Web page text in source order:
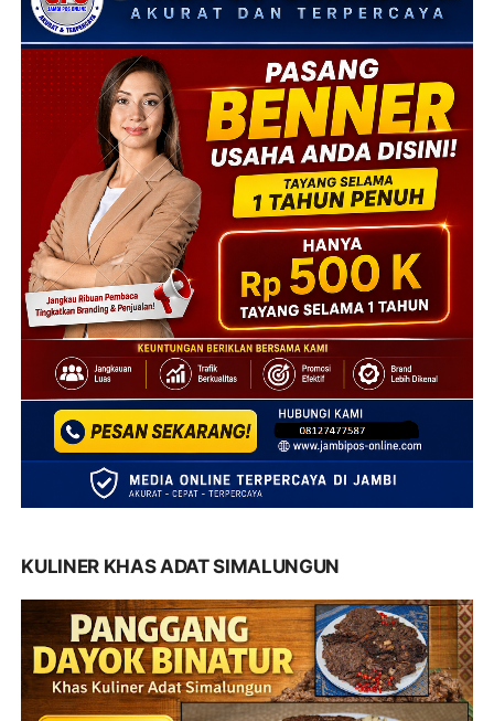
KULINER KHAS ADAT SIMALUNGUN